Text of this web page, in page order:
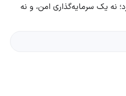
نه یک سرمایه‌گذاری امن، و نه